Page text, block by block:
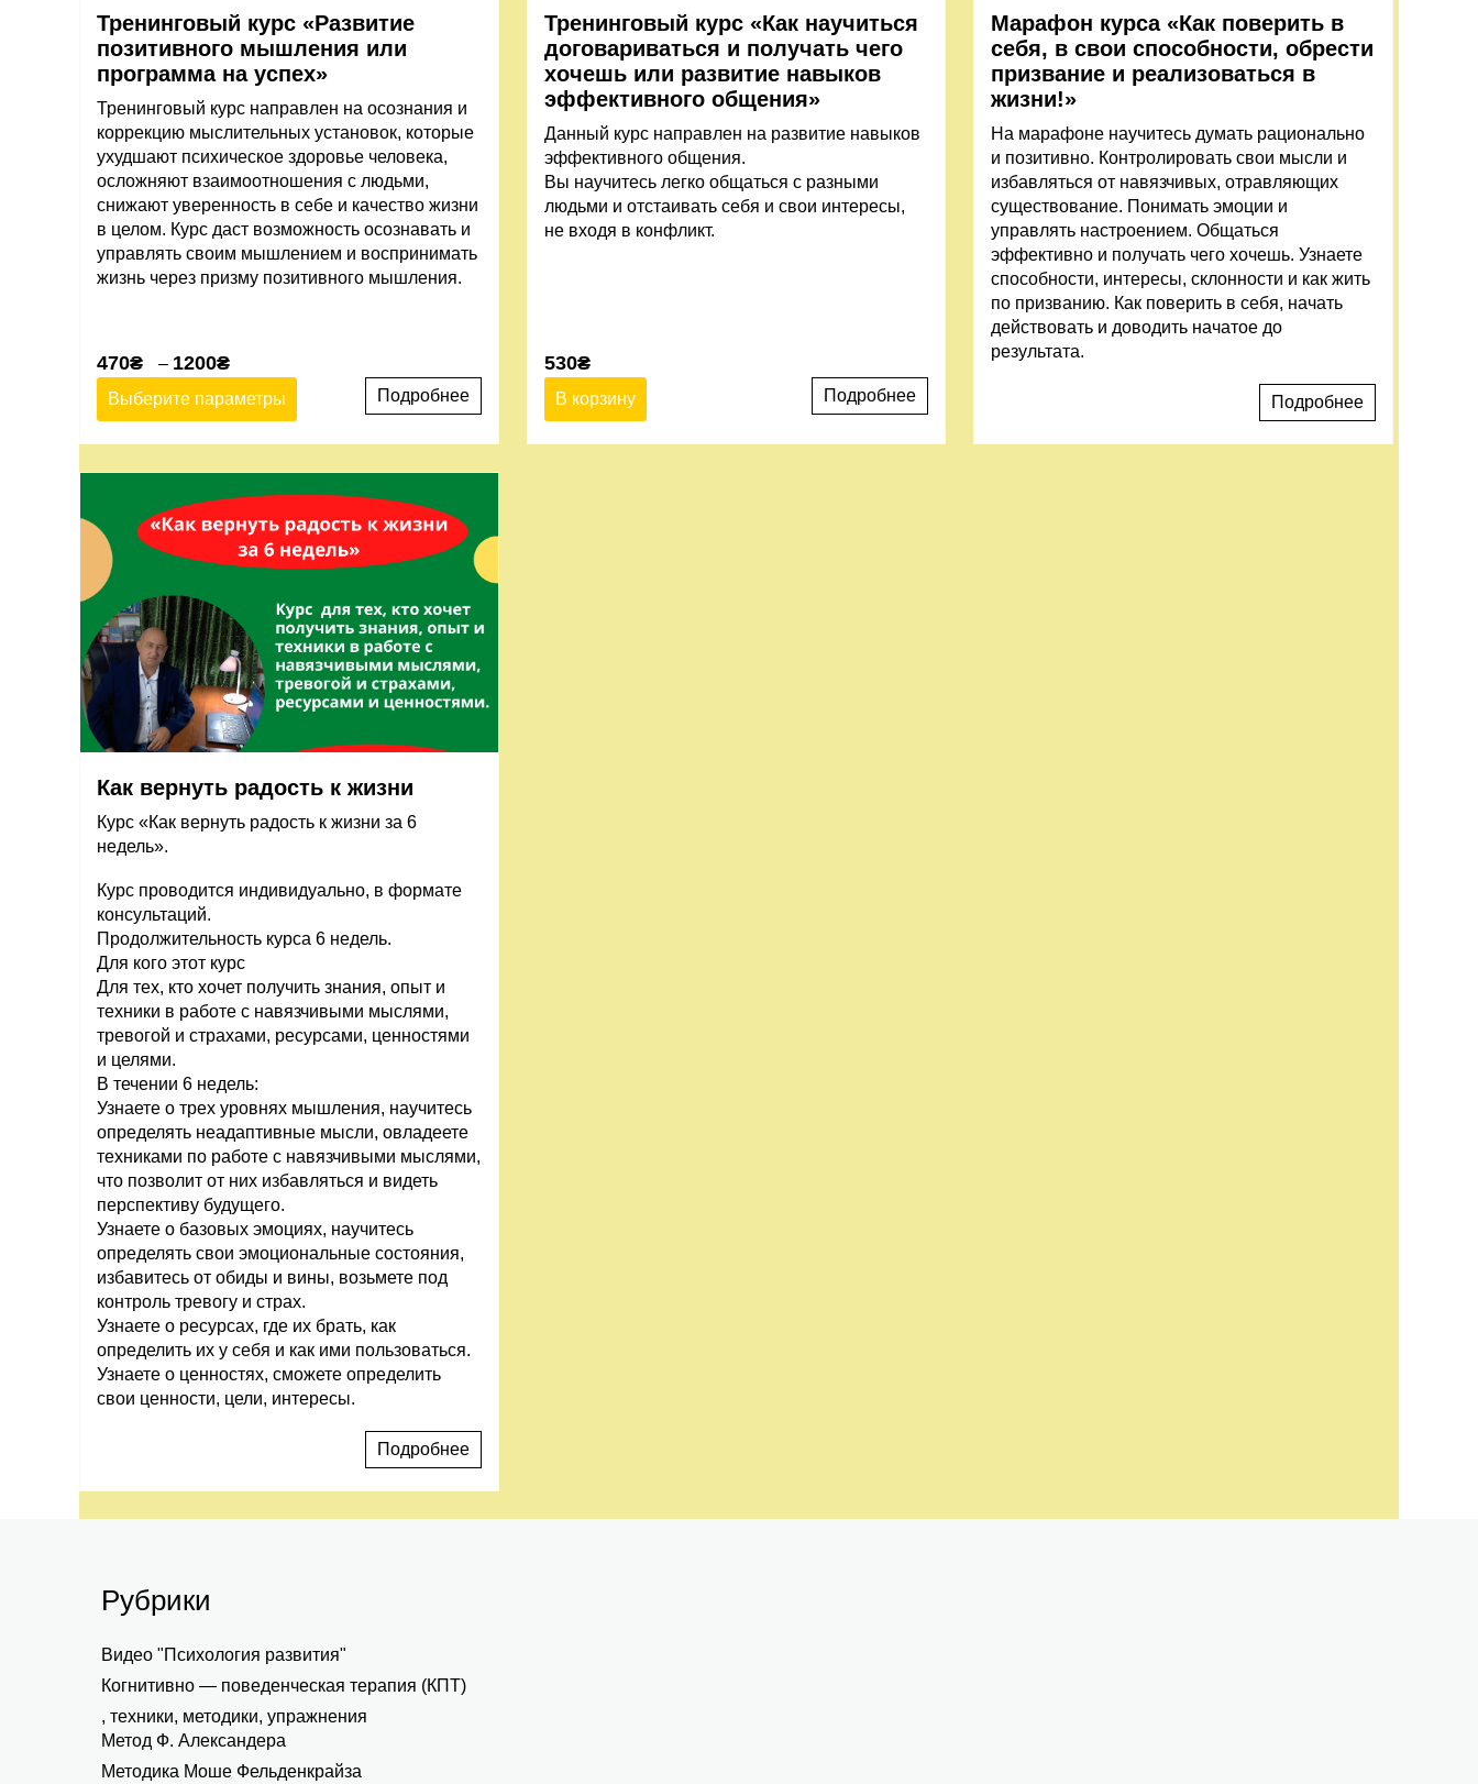
Тренинговый курс «Развитие
позитивного мышления или
программа на успех»
Тренинговый курс направлен на осознания и
коррекцию мыслительных установок, которые
ухудшают психическое здоровье человека,
осложняют взаимоотношения с людьми,
снижают уверенность в себе и качество жизни
в целом. Курс даст возможность осознавать и
управлять своим мышлением и воспринимать
жизнь через призму позитивного мышления.
470₴ – 1200₴
Подробнее
Выберите параметры
Тренинговый курс «Как научиться
договариваться и получать чего
хочешь или развитие навыков
эффективного общения»
Данный курс направлен на развитие навыков
эффективного общения.
Вы научитесь легко общаться с разными
людьми и отстаивать себя и свои интересы,
не входя в конфликт.
530₴
Подробнее
В корзину
Марафон курса «Как поверить в
себя, в свои способности, обрести
призвание и реализоваться в
жизни!»
На марафоне научитесь думать рационально
и позитивно. Контролировать свои мысли и
избавляться от навязчивых, отравляющих
существование. Понимать эмоции и
управлять настроением. Общаться
эффективно и получать чего хочешь. Узнаете
способности, интересы, склонности и как жить
по призванию. Как поверить в себя, начать
действовать и доводить начатое до
результата.
Подробнее
Как вернуть радость к жизни
Курс «Как вернуть радость к жизни за 6
недель».
Курс проводится индивидуально, в формате
консультаций.
Продолжительность курса 6 недель.
Для кого этот курс
Для тех, кто хочет получить знания, опыт и
техники в работе с навязчивыми мыслями,
тревогой и страхами, ресурсами, ценностями
и целями.
В течении 6 недель:
Узнаете о трех уровнях мышления, научитесь
определять неадаптивные мысли, овладеете
техниками по работе с навязчивыми мыслями,
что позволит от них избавляться и видеть
перспективу будущего.
Узнаете о базовых эмоциях, научитесь
определять свои эмоциональные состояния,
избавитесь от обиды и вины, возьмете под
контроль тревогу и страх.
Узнаете о ресурсах, где их брать, как
определить их у себя и как ими пользоваться.
Узнаете о ценностях, сможете определить
свои ценности, цели, интересы.
Подробнее
Рубрики
Видео "Психология развития"
Когнитивно — поведенческая терапия (КПТ)
, техники, методики, упражнения
Метод Ф. Александера
Методика Моше Фельденкрайза